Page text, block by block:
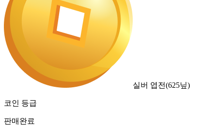
실버 엽전(625닢)
코인 등급
판매완료